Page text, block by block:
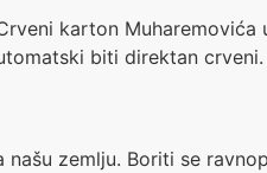
karton Muharemovića
biti direktan
zemlju. Boriti se